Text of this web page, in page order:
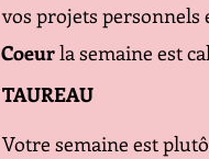
vos projets
Coeur la semaine est
TAUREAU
Votre semaine est